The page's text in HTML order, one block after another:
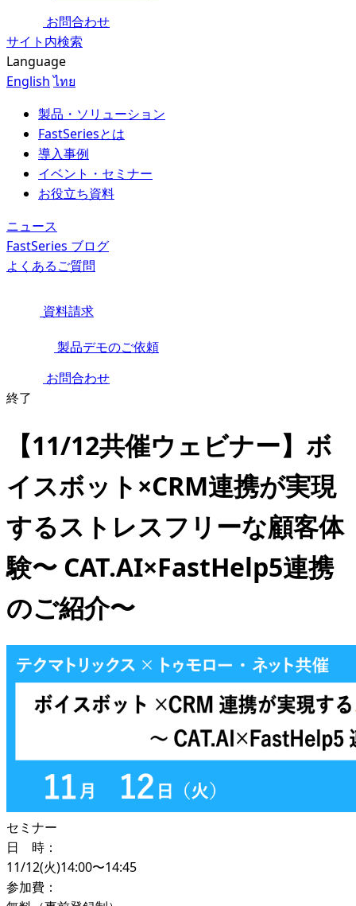
お問合わせ
サイト内検索
Language
English ไทย
製品・ソリューション
FastSeriesとは
導入事例
イベント・セミナー
お役立ち資料
ニュース
FastSeries ブログ
よくあるご質問
資料請求
製品デモのご依頼
お問合わせ
終了
【11/12共催ウェビナー】ボ
イスボット×CRM連携が実現
するストレスフリーな顧客体
験〜 CAT.AI×FastHelp5連携
のご紹介〜
セミナー
日 時：
11/12(火)14:00〜14:45
参加費：